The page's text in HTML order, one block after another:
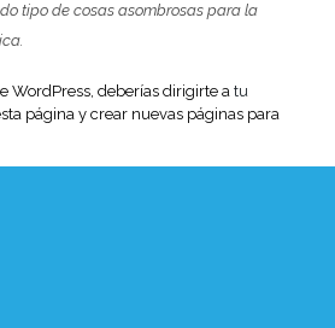
tipo de cosas asombrosas para la
WordPress, deberías dirigirte a tu
página y crear nuevas páginas para